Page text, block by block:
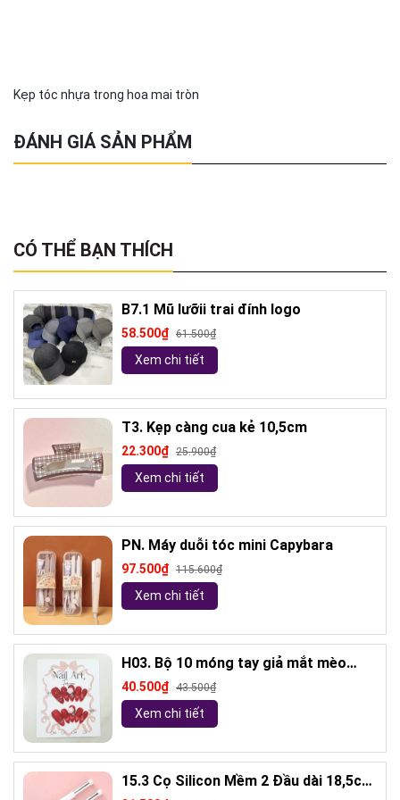
Kẹp tóc nhựa trong hoa mai tròn
ĐÁNH GIÁ SẢN PHẨM
CÓ THỂ BẠN THÍCH
B7.1 Mũ lưỡii trai đính logo
58.500₫ 61.500₫
Xem chi tiết
T3. Kẹp càng cua kẻ 10,5cm
22.300₫ 25.900₫
Xem chi tiết
PN. Máy duỗi tóc mini Capybara
97.500₫ 115.600₫
Xem chi tiết
H03. Bộ 10 móng tay giả mắt mèo
kèm keo và giũa móng (ngẫu nhiên)
40.500₫ 43.500₫
Xem chi tiết
15.3 Cọ Silicon Mềm 2 Đầu dài 18,5cm